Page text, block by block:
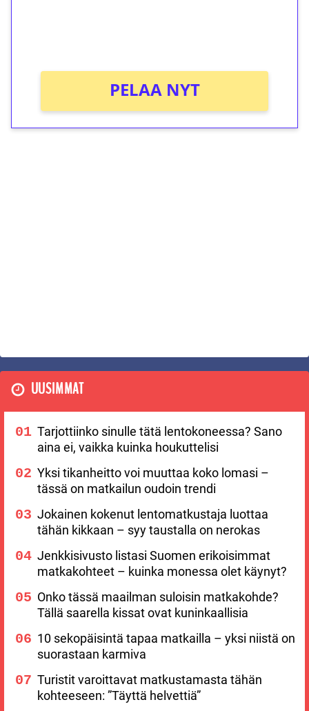
PELAA NYT
UUSIMMAT
Tarjottiinko sinulle tätä lentokoneessa? Sano
aina ei, vaikka kuinka houkuttelisi
Yksi tikanheitto voi muuttaa koko lomasi –
tässä on matkailun oudoin trendi
Jokainen kokenut lentomatkustaja luottaa
tähän kikkaan – syy taustalla on nerokas
Jenkkisivusto listasi Suomen erikoisimmat
matkakohteet – kuinka monessa olet käynyt?
Onko tässä maailman suloisin matkakohde?
Tällä saarella kissat ovat kuninkaallisia
10 sekopäisintä tapaa matkailla – yksi niistä on
suorastaan karmiva
Turistit varoittavat matkustamasta tähän
kohteeseen: ”Täyttä helvettiä”